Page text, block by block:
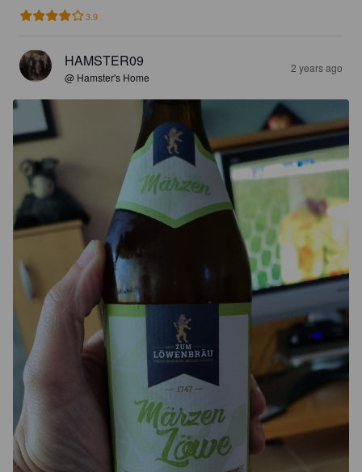
3.9
HAMSTER09
@ Hamster's Home
2 years ago